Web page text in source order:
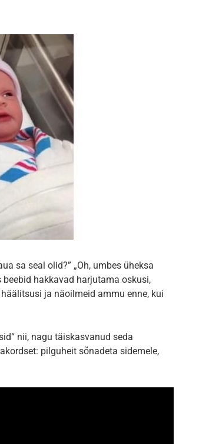
sa seal olid?” „Oh, umbes üheksa
hakkavad harjutama oskusi,
ja näoilmeid ammu enne, kui
nii, nagu täiskasvanud seda
pilguheit sõnadeta sidemele,